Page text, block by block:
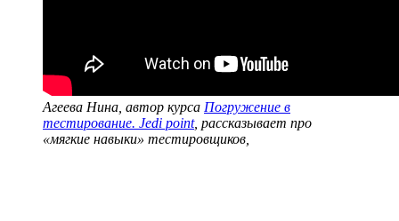
Агеева Нина, автор курса Погружение в
тестирование. Jedi point, рассказывает про
«мягкие навыки» тестировщиков,